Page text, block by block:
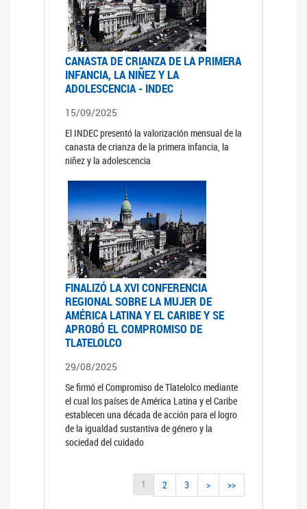
CANASTA DE CRIANZA DE LA PRIMERA
INFANCIA, LA NIÑEZ Y LA
ADOLESCENCIA - INDEC
15/09/2025
El INDEC presentó la valorización mensual de la
canasta de crianza de la primera infancia, la
niñez y la adolescencia
FINALIZÓ LA XVI CONFERENCIA
REGIONAL SOBRE LA MUJER DE
AMÉRICA LATINA Y EL CARIBE Y SE
APROBÓ EL COMPROMISO DE
TLATELOLCO
29/08/2025
Se firmó el Compromiso de Tlatelolco mediante
el cual los países de América Latina y el Caribe
establecen una década de acción para el logro
de la igualdad sustantiva de género y la
sociedad del cuidado
1 2 3 > >>